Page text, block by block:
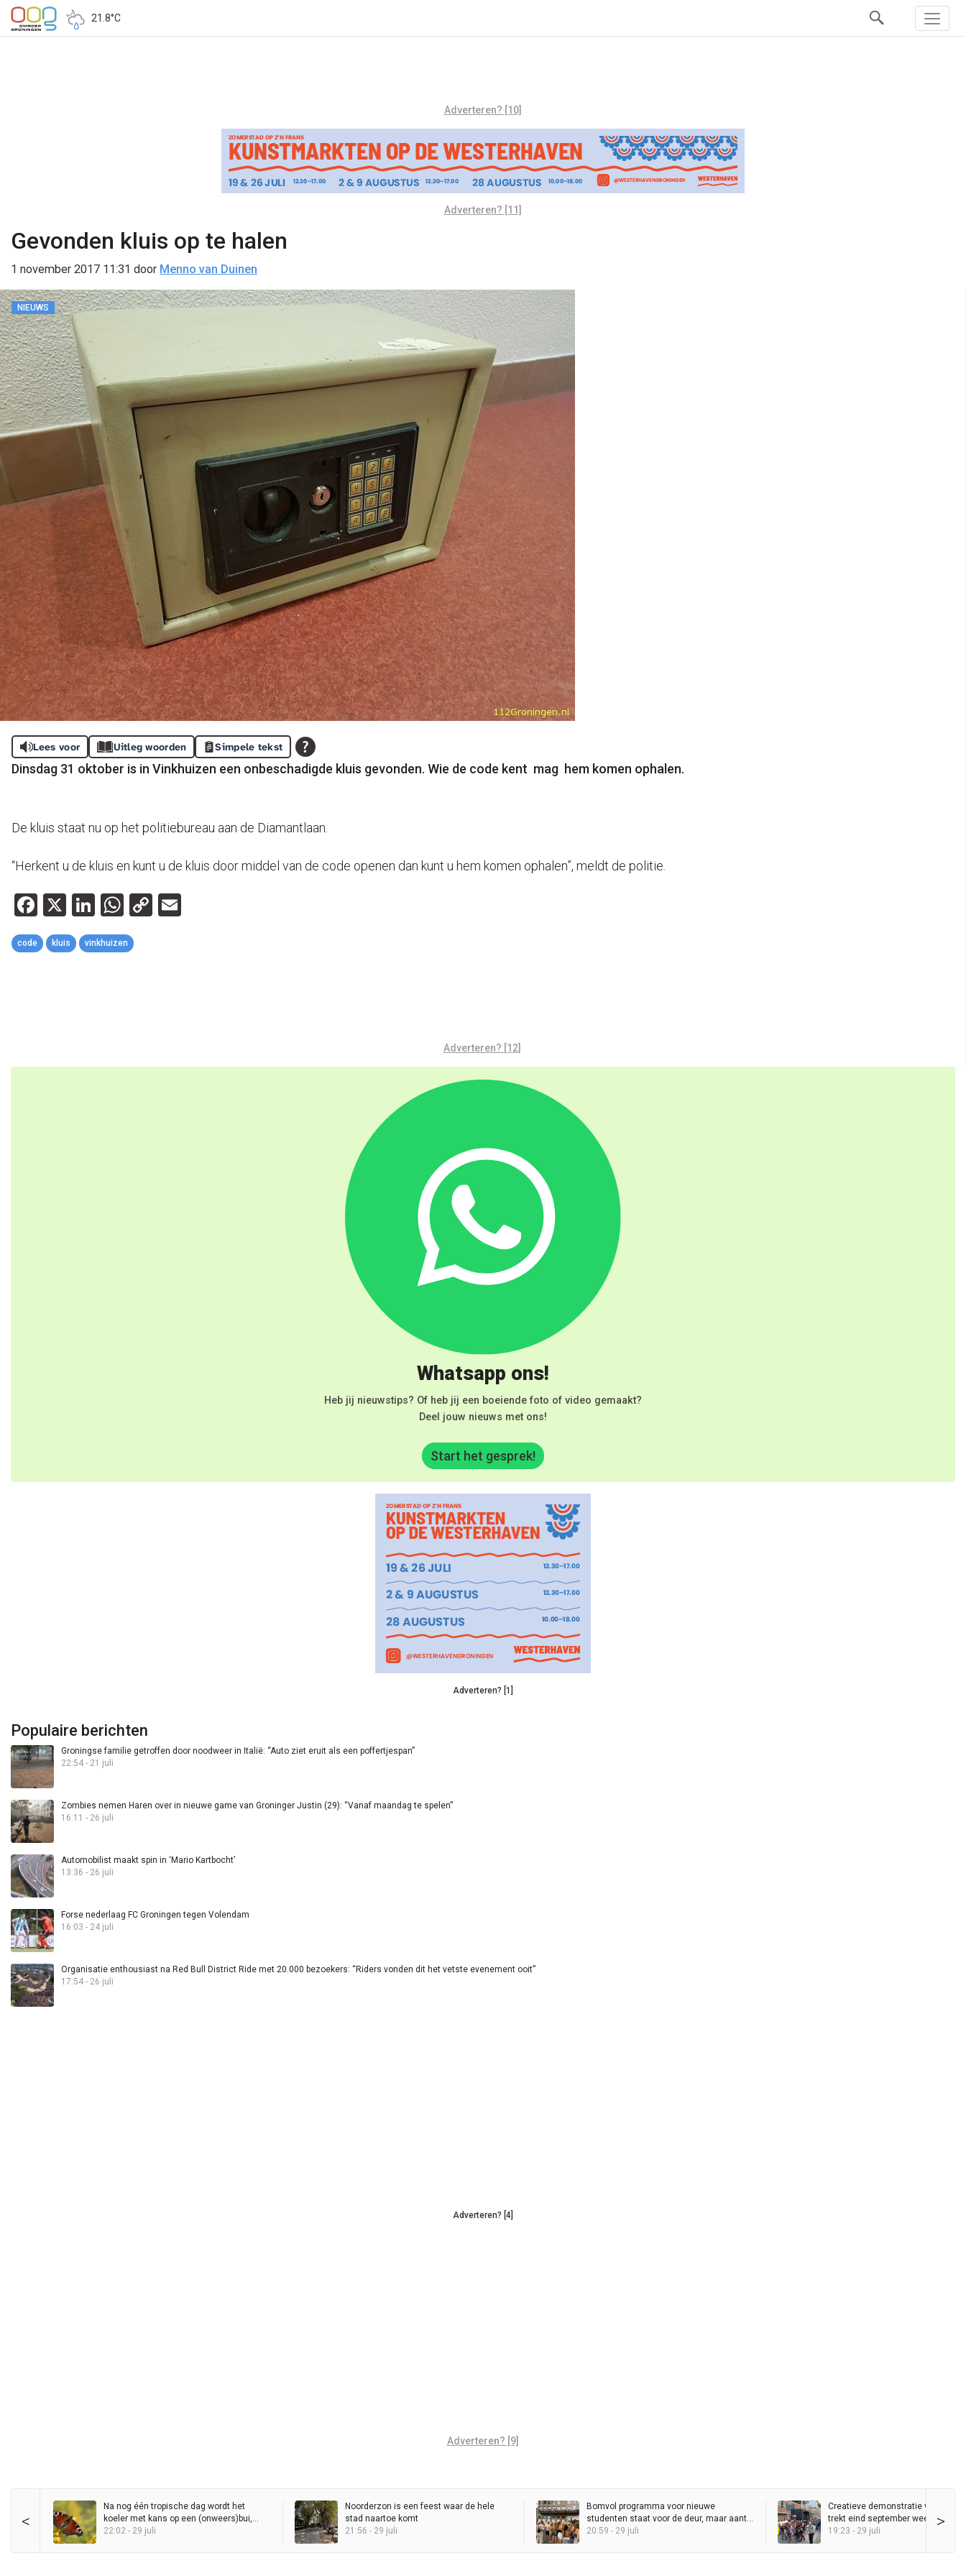
21.8°C
Adverteren? [10]
Adverteren? [11]
Gevonden kluis op te halen
1 november 2017 11:31 door Menno van Duinen
NIEUWS
Lees voor Uitleg woorden Simpele tekst
Dinsdag 31 oktober is in Vinkhuizen een onbeschadigde kluis gevonden. Wie de code kent mag hem komen ophalen.
De kluis staat nu op het politiebureau aan de Diamantlaan.
“Herkent u de kluis en kunt u de kluis door middel van de code openen dan kunt u hem komen ophalen”, meldt de politie.
Facebook
X LinkedIn
WhatsApp
Copy
code kluis vinkhuizen
Adverteren? [12]
Whatsapp ons!
Heb jij nieuwstips? Of heb jij een boeiende foto of video gemaakt?
Deel jouw nieuws met ons!
Start het gesprek!
Adverteren? [1]
Populaire berichten
Groningse familie getroffen door noodweer in Italië: “Auto ziet eruit als een poffertjespan”
22:54 - 21 juli
Zombies nemen Haren over in nieuwe game van Groninger Justin (29): “Vanaf maandag te spelen”
16:11 - 26 juli
Automobilist maakt spin in ‘Mario Kartbocht’
13:36 - 26 juli
Forse nederlaag FC Groningen tegen Volendam
16:03 - 24 juli
Organisatie enthousiast na Red Bull District Ride met 20.000 bezoekers: “Riders vonden dit het vetste evenement ooit”
17:54 - 26 juli
Adverteren? [4]
Adverteren? [9]
< >
Na nog één tropische dag wordt het
koeler met kans op een (onweers)bui,
maar zomer blijft in het zadel
22:02 - 29 juli
Noorderzon is een feest waar de hele
stad naartoe komt
21:56 - 29 juli
Bomvol programma voor nieuwe
studenten staat voor de deur, maar aantal
KEI-lopers daalt al jaren
20:59 - 29 juli
Creatieve demonstratie voor vrije
trekt eind september weer door
binnenstad
19:23 - 29 juli